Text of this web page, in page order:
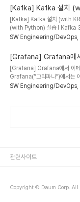
카 서버를 클러..
대한 책임을 ZooKeeper와
할하는 대신 Kafka 자체에 통
단순화한다. KRaft 모드는 이
토콜의 이벤트 기반 변형을 사
서비스를 사용한다. Kafka의 새
[Kafka] Kafka 설치
스트 코드 (with
[Kafka] Kafka 설치 (with
(with Python) 실습 l Kafka
Kafka(이하 “카프카”)는 실시
데이터 스트림을 처리하고 여러
간단히 말해 A지점에서 B지점
서 Z지점을 비롯해 필요한 모든
할 수 있다. 카프카는 현재 여
사용되고 있다. 카프카는 3.5.2
SW Engineering/DevOps,
[Grafana] Grafana에
[Grafana] Grafana에서 이
Grafana(“그라파나”)에서는
널에서 알림 규칙을 추가하여
서버에서는 SMTP 서비스가
SW Engineering/DevOps,
Copyright © Daum Corp. All
관련사이트